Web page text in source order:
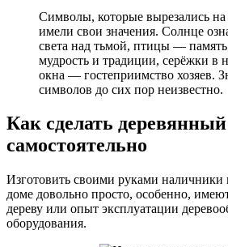
Символы, которые вырезались
имели свои значения. Солнце
света над тьмой, птицы —
мудрость и традиции, серёжки в
окна — гостеприимство хозяев.
символов до сих пор неизвестно.
Как сделать
самостоятельно
Изготовить своими руками наличники
доме довольно просто, особенно,
дереву или опыт эксплуатации
оборудования.